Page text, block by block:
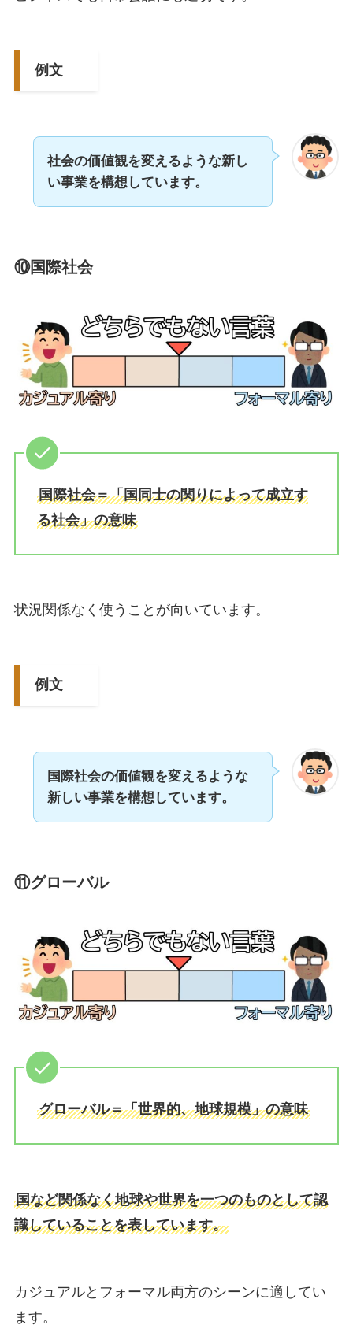
例文
社会の価値観を変えるような新し
い事業を構想しています。
⑩国際社会
国際社会＝「国同士の関りによって成立す
る社会」の意味
状況関係なく使うことが向いています。
例文
国際社会の価値観を変えるような
新しい事業を構想しています。
⑪グローバル
グローバル＝「世界的、地球規模」の意味
国など関係なく地球や世界を一つのものとして認
識していることを表しています。
カジュアルとフォーマル両方のシーンに適してい
ます。